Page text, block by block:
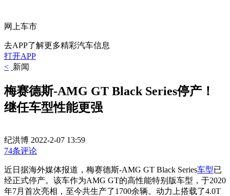
网上车市
去APP了解更多精彩汽车信息
打开APP
< 新闻
梅赛德斯-AMG GT Black Series停产！
继任车型性能更强
纪洪博 2022-2-07 13:59
74条评论
近日据海外媒体报道，梅赛德斯-AMG GT Black Series车型已
经正式停产。该车作为AMG GT的高性能特别版车型，于2020
年7月首次亮相，至今共生产了1700余辆。动力上搭载了4.0T